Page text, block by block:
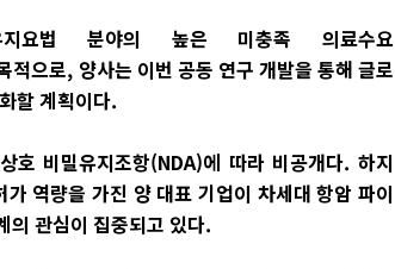
요법 분야의 높은 미충족 의료수요
로, 양사는 이번 공동 연구 개발을 통해 글로
할 계획이다.
호 비밀유지조항(NDA)에 따라 비공개다. 하지
역량을 가진 양 대표 기업이 차세대 항암 파이
의 관심이 집중되고 있다.